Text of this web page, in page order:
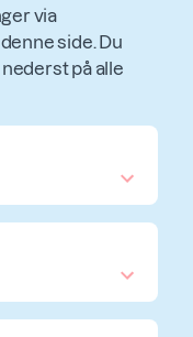
via
side. Du
på alle